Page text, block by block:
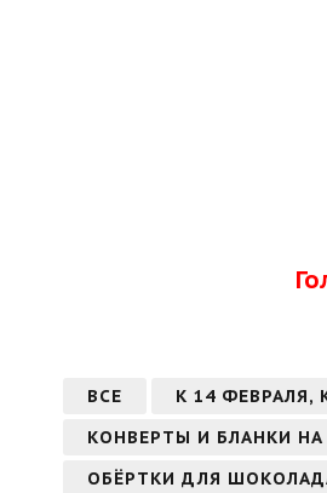
ВСЕ
К 14
КОНВЕРТЫ И БЛАНКИ
ОБЁРТКИ ДЛЯ